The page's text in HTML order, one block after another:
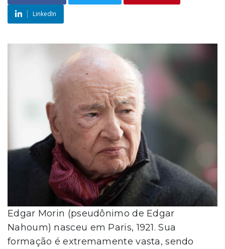
LinkedIn
Edgar Morin (pseudônimo de Edgar
Nahoum) nasceu em Paris, 1921. Sua
formação é extremamente vasta, sendo